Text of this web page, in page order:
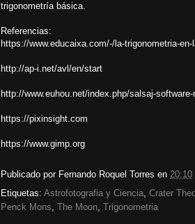
trigonometría básica.
Referencias:
https://www.educaixa.com/-/la-trigonometria-en-
http://ap-i.net/avl/en/start
http://www.euhou.net/index.php/salsaj-
https://pixinsight.com
https://www.gimp.org
Publicado por Fernando Roquel Torres en 20:10
Etiquetas: Astrofotografia y Ciencia, Crater
Penck Mons, The Moon, Trigonometria